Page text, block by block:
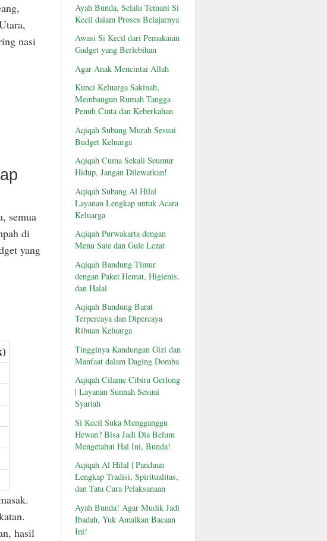
nasi
semua
di
yang
hasil
Ayah Bunda, Selalu Temani Si
Kecil dalam Proses Belajarnya
Awasi Si Kecil dari Pemakaian
Gadget yang Berlebihan
Agar Anak Mencintai Allah
Kunci Keluarga Sakinah,
Membangun Rumah Tangga
Penuh Cinta dan Keberkahan
Aqiqah Subang Murah Sesuai
Budget Keluarga
Aqiqah Cuma Sekali Seumur
Hidup, Jangan Dilewatkan!
Aqiqah Subang Al Hilal
Layanan Lengkap untuk Acara
Keluarga
Aqiqah Purwakarta dengan
Menu Sate dan Gule Lezat
Aqiqah Bandung Timur
dengan Paket Hemat, Higienis,
dan Halal
Aqiqah Bandung Barat
Terpercaya dan Dipercaya
Ribuan Keluarga
Tingginya Kandungan Gizi dan
Manfaat dalam Daging Domba
Aqiqah Cilame Cibiru Gerlong
| Layanan Sunnah Sesuai
Syariah
Si Kecil Suka Mengganggu
Hewan? Bisa Jadi Dia Belum
Mengetahui Hal Ini, Bunda!
Aqiqah Al Hilal | Panduan
Lengkap Tradisi, Spiritualitas,
dan Tata Cara Pelaksanaan
Ayah Bunda! Agar Mudik Jadi
Ibadah, Yuk Amalkan Bacaan
Ini!